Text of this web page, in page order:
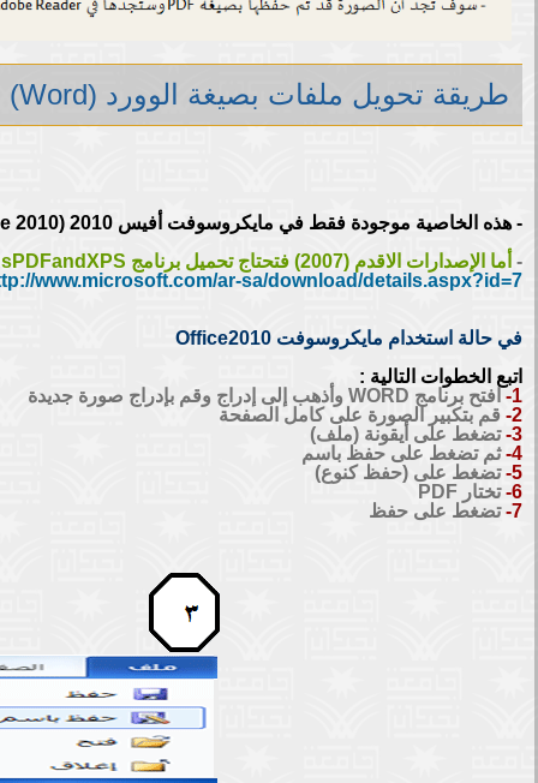
طريقة تحويل ملفات بصيغة الوورد (Word) إلى ملفات بصيغة (PDF)
- هذه الخاصية موجودة فقط في مايكروسوفت أفيس 2010 (Microsoft Office 2010) أو الإصدارات الاحدث.
- أما الإصدارات الاقدم (2007) فتحتاج تحميل برنامج SaveAsPDFandXPS قم بتحميل الأداة من الرابط المباشر التالي
www.microsoft.com/ar-sa/download/details.aspx?id=7
في حالة استخدام مايكروسوفت Office2010
اتبع الخطوات التالية :
1-
افتح برنامج WORD وأذهب إلى إدراج وقم بإدراج صورة جديدة
2- قم بتكبير الصورة على كامل الصفحة
3- تضغط على أيقونة (ملف)
4- ثم تضغط على حفظ باسم
5- تضغط على (حفظ كنوع)
6- تختار PDF
7- تضغط على حفظ